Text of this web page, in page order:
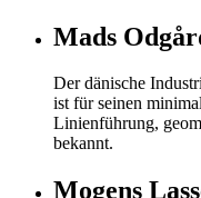
Mads
Der dänische
ist für seinen
Linienführung,
bekannt.
Mogens